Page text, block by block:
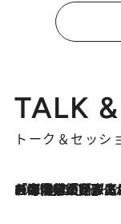
TALK
トーク＆セッシ
2026.8.3
「今後値上げがあるとすれば…」「リスクがあるのは今年の冬」エネルギー専門家が語る、ホルムズ海峡封鎖が家庭にもたらす“ある心配”